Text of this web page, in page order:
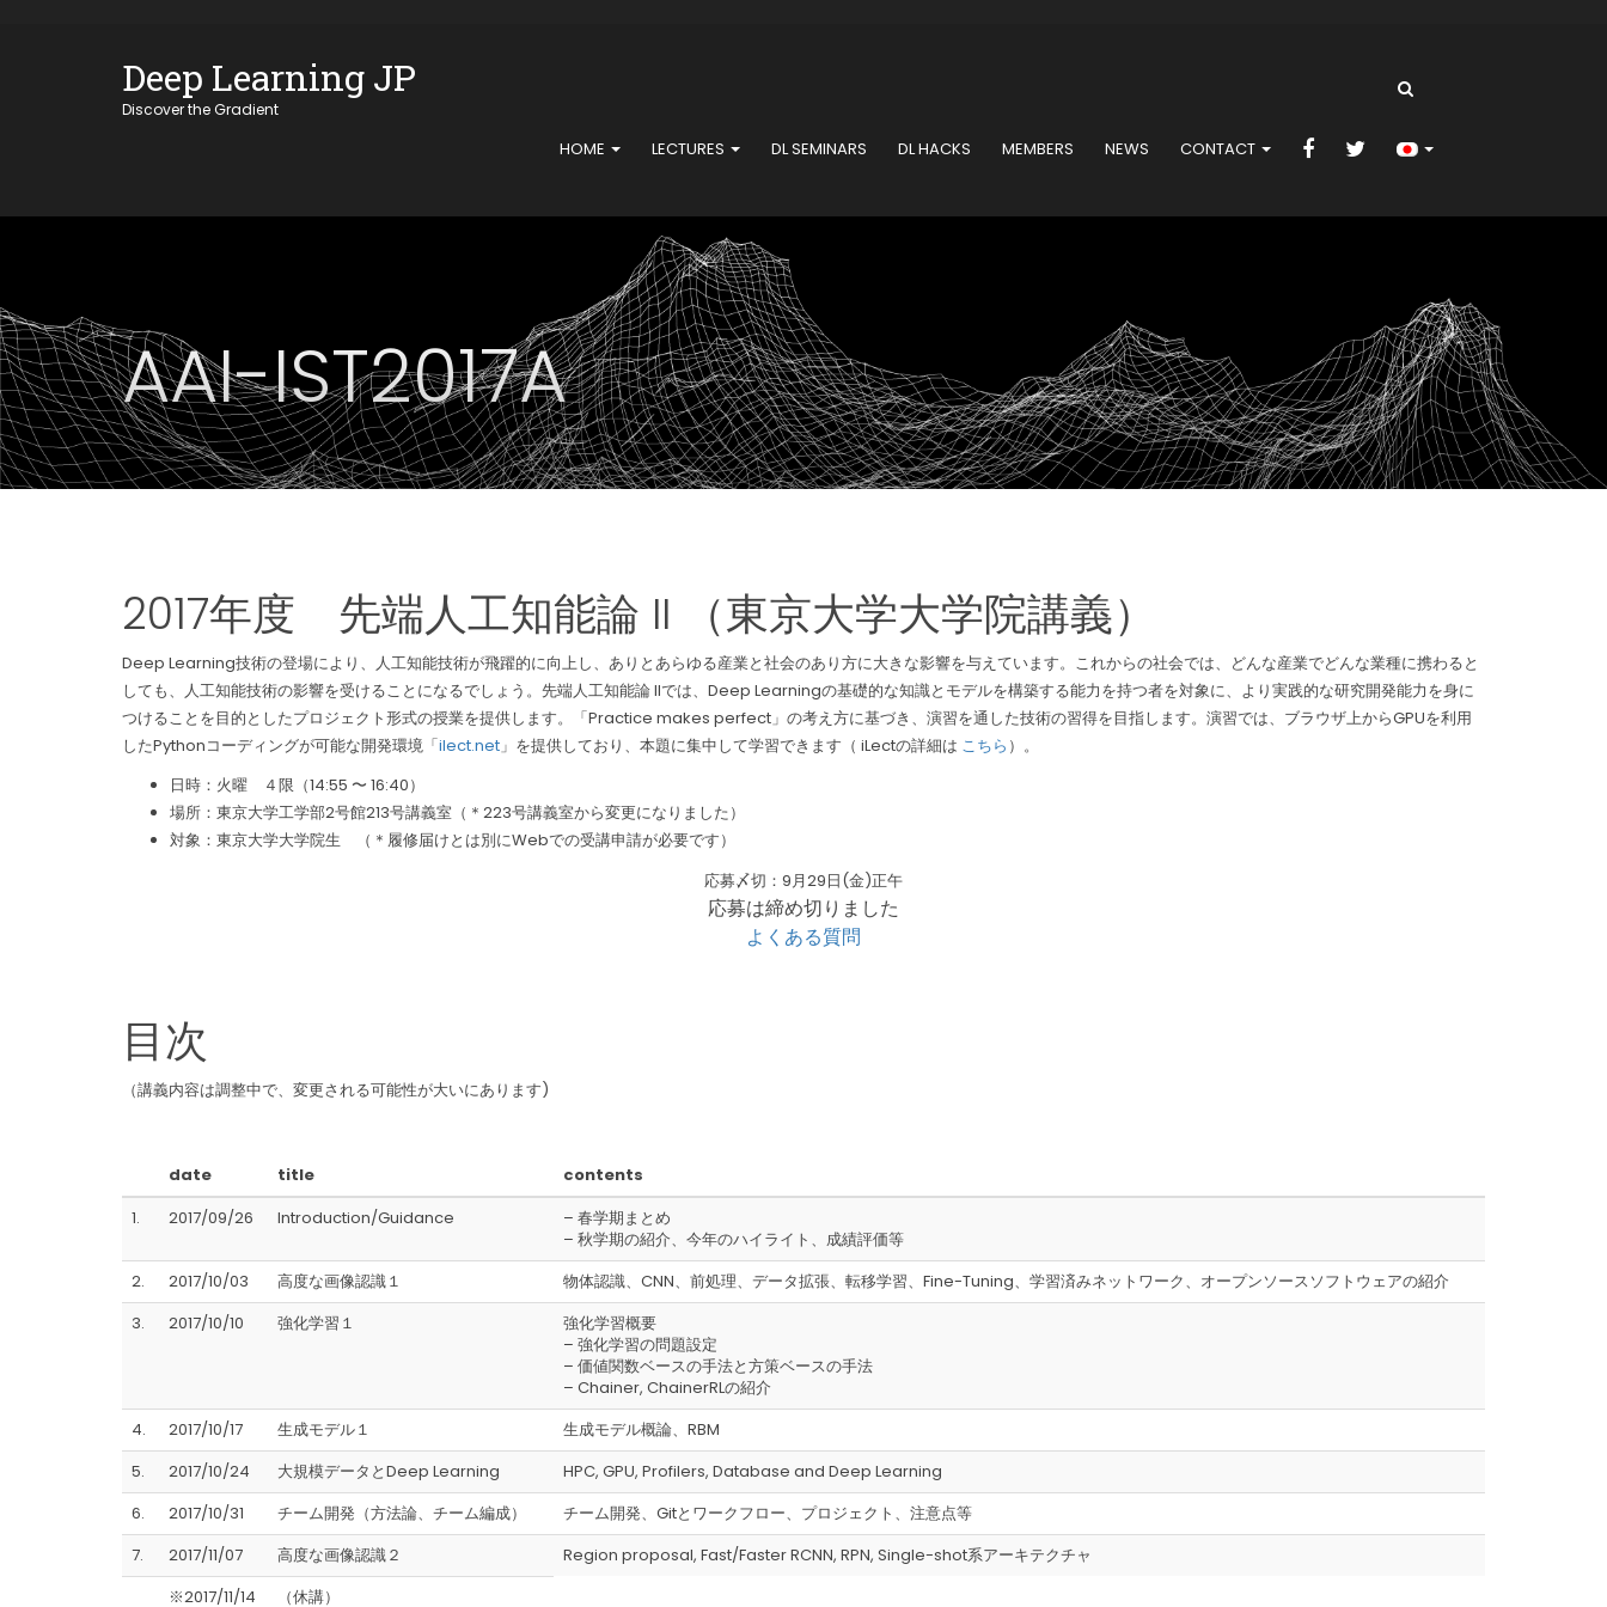
Deep Learning JP
Discover the Gradient
HOME LECTURES DL SEMINARS DL HACKS MEMBERS NEWS CONTACT
AAI-IST2017A
2017年度 先端人工知能論 II （東京大学大学院講義）
Deep Learning技術の登場により、人工知能技術が飛躍的に向上し、ありとあらゆる産業と社会のあり方に大きな影響を与えています。これからの社会では、どんな産業でどんな業種に携わると
しても、人工知能技術の影響を受けることになるでしょう。先端人工知能論 IIでは、Deep Learningの基礎的な知識とモデルを構築する能力を持つ者を対象に、より実践的な研究開発能力を身に
つけることを目的としたプロジェクト形式の授業を提供します。「Practice makes perfect」の考え方に基づき、演習を通した技術の習得を目指します。演習では、ブラウザ上からGPUを利用
したPythonコーディングが可能な開発環境「ilect.net」を提供しており、本題に集中して学習できます（ iLectの詳細は こちら ）。
日時：火曜 ４限（14:55 〜 16:40）
場所：東京大学工学部2号館213号講義室（＊223号講義室から変更になりました）
対象：東京大学大学院生 （＊履修届けとは別にWebでの受講申請が必要です）
応募〆切：9月29日(金)正午
応募は締め切りました
よくある質問
目次
（講義内容は調整中で、変更される可能性が大いにあります)
date title
contents
1.
2017/09/26 Introduction/Guidance
– 春学期まとめ
– 秋学期の紹介、今年のハイライト、成績評価等
2.
2017/10/03 高度な画像認識１
物体認識、CNN、前処理、データ拡張、転移学習、Fine-Tuning、学習済みネットワーク、オープンソースソフトウェアの紹介
3.
2017/10/10 強化学習１
強化学習概要
– 強化学習の問題設定
– 価値関数ベースの手法と方策ベースの手法
– Chainer, ChainerRLの紹介
4.
2017/10/17 生成モデル１
生成モデル概論、RBM
5.
2017/10/24 大規模データとDeep Learning
HPC, GPU, Profilers, Database and Deep Learning
6.
2017/10/31 チーム開発（方法論、チーム編成）
チーム開発、Gitとワークフロー、プロジェクト、注意点等
7.
2017/11/07 高度な画像認識２
Region proposal, Fast/Faster RCNN, RPN, Single-shot系アーキテクチャ
※2017/11/14
（休講）